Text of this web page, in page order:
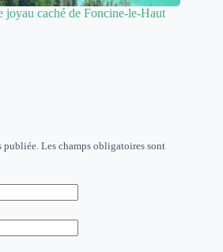
joyau caché de Foncine-le-Haut
publiée. Les champs obligatoires sont